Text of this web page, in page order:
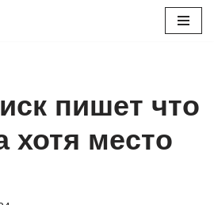
пишет что
хотя место